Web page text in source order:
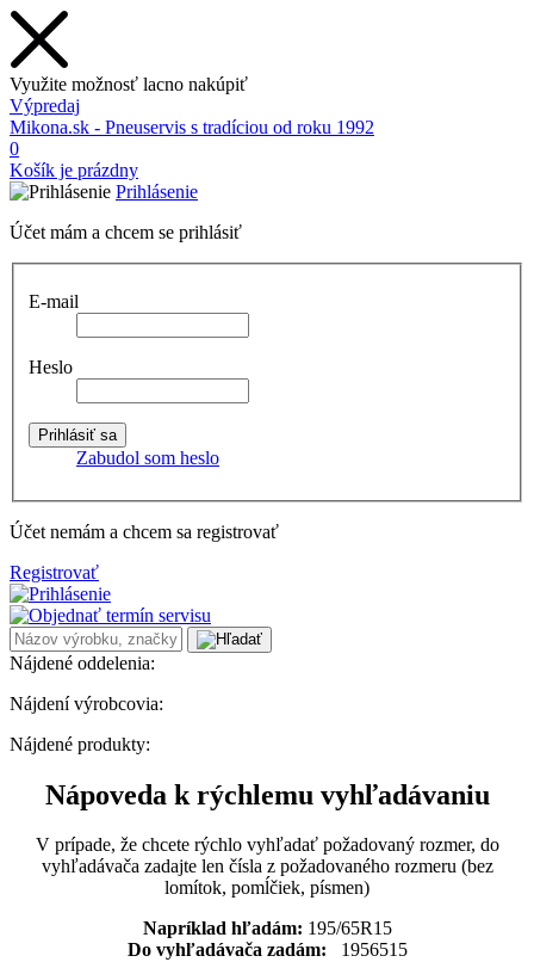
Využite možnosť lacno nakúpiť
Výpredaj
Mikona.sk - Pneuservis s tradíciou od roku 1992
0
Košík je prázdny
Prihlásenie
Účet mám a chcem se prihlásiť
E-mail
Heslo
Zabudol som heslo
Účet nemám a chcem sa registrovať
Registrovať
Nájdené oddelenia:
Nájdení výrobcovia:
Nájdené produkty:
Nápoveda k rýchlemu vyhľadávaniu
V prípade, že chcete rýchlo vyhľadať požadovaný rozmer, do
vyhľadávača zadajte len čísla z požadovaného rozmeru (bez
lomítok, pomĺčiek, písmen)
Napríklad hľadám: 195/65R15
Do vyhľadávača zadám: 1956515